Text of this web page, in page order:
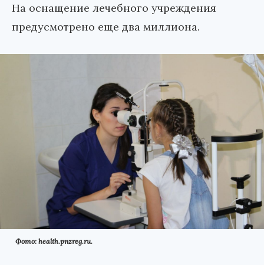
На оснащение лечебного учреждения
предусмотрено еще два миллиона.
Фото: health.pnzreg.ru.